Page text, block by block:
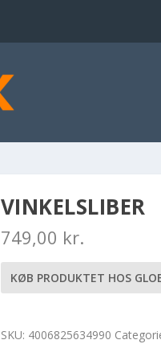
VINKELSLIBER
749,00 kr.
KØB PRODUKTET HOS
SKU: 4006825634990